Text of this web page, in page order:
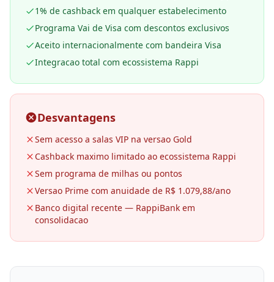
1% de cashback em qualquer estabelecimento
Programa Vai de Visa com descontos exclusivos
Aceito internacionalmente com bandeira Visa
Integracao total com ecossistema Rappi
Desvantagens
Sem acesso a salas VIP na versao Gold
Cashback maximo limitado ao ecossistema Rappi
Sem programa de milhas ou pontos
Versao Prime com anuidade de R$ 1.079,88/ano
Banco digital recente — RappiBank em
consolidacao